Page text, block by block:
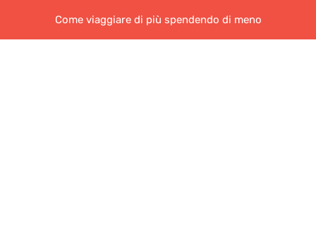
Come viaggiare di più spendendo di meno